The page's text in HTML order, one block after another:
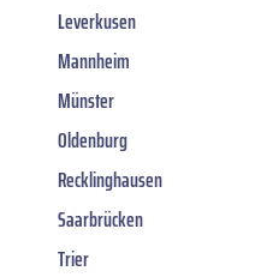
Leverkusen
Mannheim
Münster
Oldenburg
Recklinghausen
Saarbrücken
Trier